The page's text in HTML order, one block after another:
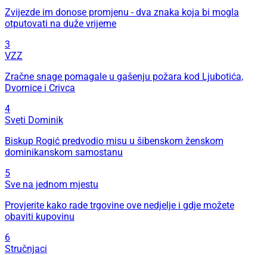
Zvijezde im donose promjenu - dva znaka koja bi mogla
otputovati na duže vrijeme
3
VZZ
Zračne snage pomagale u gašenju požara kod Ljubotića,
Dvornice i Crivca
4
Sveti Dominik
Biskup Rogić predvodio misu u šibenskom ženskom
dominikanskom samostanu
5
Sve na jednom mjestu
Provjerite kako rade trgovine ove nedjelje i gdje možete
obaviti kupovinu
6
Stručnjaci